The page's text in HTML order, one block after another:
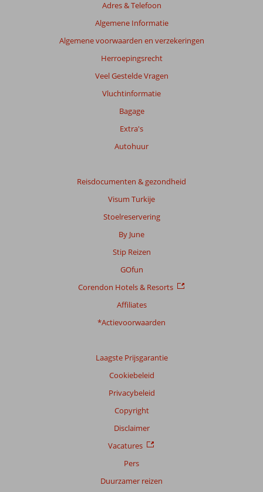
Adres & Telefoon
Algemene Informatie
Algemene voorwaarden en verzekeringen
Herroepingsrecht
Veel Gestelde Vragen
Vluchtinformatie
Bagage
Extra's
Autohuur
Reisdocumenten & gezondheid
Visum Turkije
Stoelreservering
By June
Stip Reizen
GOfun
Corendon Hotels & Resorts
Affiliates
*Actievoorwaarden
Laagste Prijsgarantie
Cookiebeleid
Privacybeleid
Copyright
Disclaimer
Vacatures
Pers
Duurzamer reizen